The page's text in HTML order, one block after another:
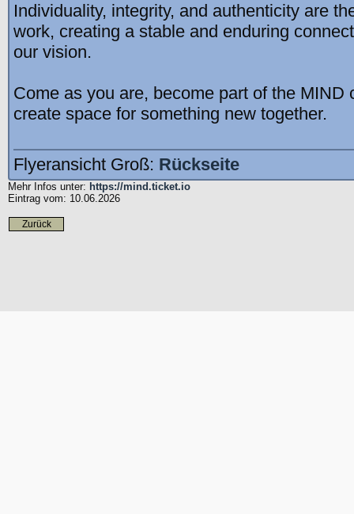
Individuality, integrity, and authenticity are
work, creating a stable and enduring
our vision.
Come as you are, become part of the MIND
create space for something new together.
Flyeransicht Groß: Rückseite
Mehr Infos unter: https://mind.ticket.io
Eintrag vom: 10.06.2026